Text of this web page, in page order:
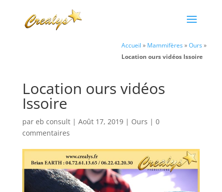
Accueil » Mammifères»Ours»
Location ours vidéos Issoire
Location ours vidéos
Issoire
par eb consult| Août 17, 2019| Ours | 0
commentaires